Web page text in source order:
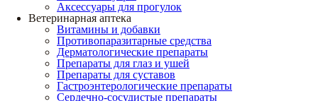
Аксессуары для прогулок
Ветеринарная аптека
Витамины и добавки
Противопаразитарные средства
Дерматологические препараты
Препараты для глаз и ушей
Препараты для суставов
Гастроэнтерологические препараты
Сердечно-сосудистые препараты